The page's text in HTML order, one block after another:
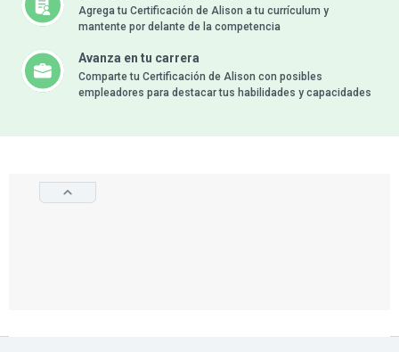
Agrega tu Certificación de Alison a tu currículum y
mantente por delante de la competencia
Avanza en tu carrera
Comparte tu Certificación de Alison con posibles
empleadores para destacar tus habilidades y capacidades